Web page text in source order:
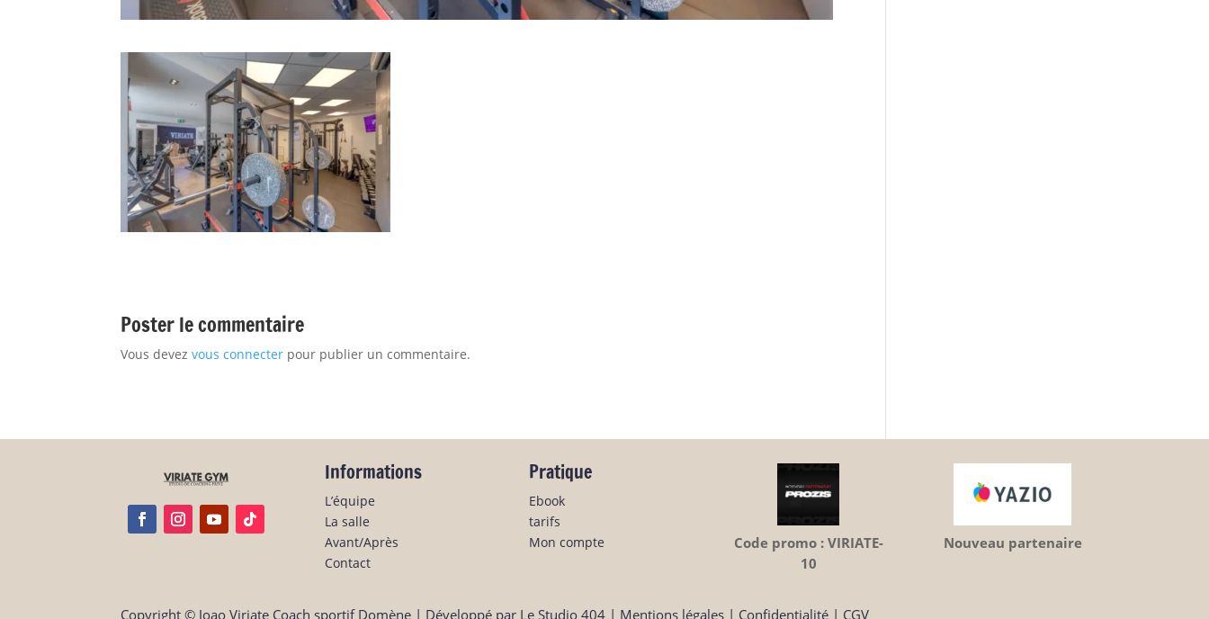
Poster le commentaire
Vous devezvous connecter pour publier un commentaire.
Informations
L’équipe
La salle
Avant/Après
Contact
Pratique
Ebook
tarifs
Mon compte
Code promo : VIRIATE-
10
Nouveau partenaire
Copyright © Joao Viriate Coach sportif Domène | Développé par Le Studio 404 | Mentions légales | Confidentialité | CGV